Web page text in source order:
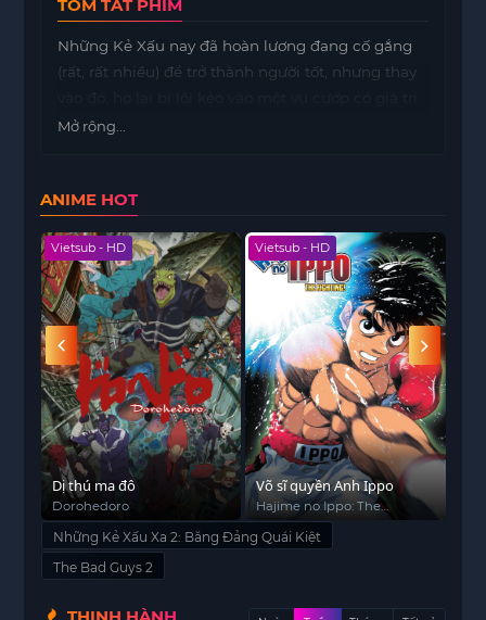
TÓM TẮT PHIM
Những Kẻ Xấu nay đã hoàn lương đang cố gắng
(rất, rất nhiều) để trở thành người tốt, nhưng thay
lớn, đi khắp thế giới, do một nhóm tội phạm mới
Mở rộng...
ANIME HOT
Vietsub - HD
Dị thú ma đô
Dorohedoro
Vietsub - HD
Võ sĩ quyền Anh Ippo
Hajime no Ippo: The
Fighting!
Những Kẻ Xấu Xa 2: Băng Đảng Quái Kiệt
The Bad Guys 2